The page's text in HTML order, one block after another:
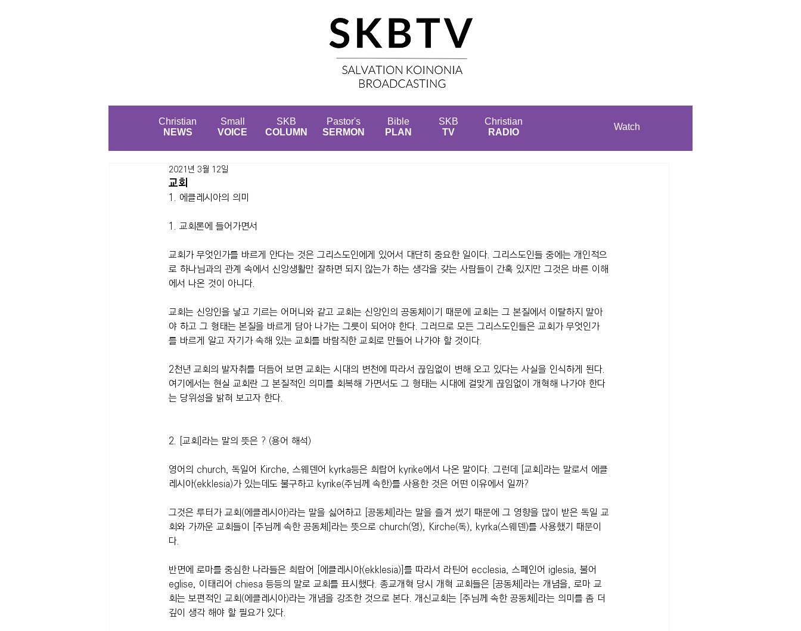
Christian
NEWS
Small
VOICE
SKB
COLUMN
Pastor's
SERMON
Bible
PLAN
SKB
TV
Christian
RADIO
Watch
교회
2021년 3월 12일
1. 에클레시아의 의미
1. 교회론에 들어가면서
교회가 무엇인가를 바르게 안다는 것은 그리스도인에게 있어서 대단히 중요한 일이다. 그리스도인들 중에는 개인적으
로 하나님과의 관계 속에서 신앙생활만 잘하면 되지 않는가 하는 생각을 갖는 사람들이 간혹 있지만 그것은 바른 이해
에서 나온 것이 아니다.
교회는 신앙인을 낳고 기르는 어머니와 같고 교회는 신앙인의 공동체이기 때문에 교회는 그 본질에서 이탈하지 말아
야 하고 그 형태는 본질을 바르게 담아 나가는 그릇이 되어야 한다. 그러므로 모든 그리스도인들은 교회가 무엇인가
를 바르게 알고 자기가 속해 있는 교회를 바람직한 교회로 만들어 나가야 할 것이다.
2천년 교회의 발자취를 더듬어 보면 교회는 시대의 변천에 따라서 끊임없이 변해 오고 있다는 사실을 인식하게 된다.
여기에서는 현실 교회란 그 본질적인 의미를 회복해 가면서도 그 형태는 시대에 걸맞게 끊임없이 개혁해 나가야 한다
는 당위성을 밝혀 보고자 한다.
2. [교회]라는 말의 뜻은 ? (용어 해석)
영어의 church, 독일어 Kirche, 스웨덴어 kyrka등은 희랍어 kyrike에서 나온 말이다. 그런데 [교회]라는 말로서 에클
레시아(ekklesia)가 있는데도 불구하고 kyrike(주님께 속한)를 사용한 것은 어떤 이유에서 일까?
그것은 루터가 교회(에클레시아)라는 말을 싫어하고 [공동체]라는 말을 즐겨 썼기 때문에 그 영향을 많이 받은 독일 교
회와 가까운 교회들이 [주님께 속한 공동체]라는 뜻으로 church(영), Kirche(독), kyrka(스웨덴)를 사용했기 때문이
다.
반면에 로마를 중심한 나라들은 희랍어 [에클레시아(ekklesia)]를 따라서 라틴어 ecclesia, 스페인어 iglesia, 불어
eglise, 이태리어 chiesa 등등의 말로 교회를 표시했다. 종교개혁 당시 개혁 교회들은 [공동체]라는 개념을, 로마 교
회는 보편적인 교회(에클레시아)라는 개념을 강조한 것으로 본다. 개신교회는 [주님께 속한 공동체]라는 의미를 좀 더
깊이 생각 해야 할 필요가 있다.